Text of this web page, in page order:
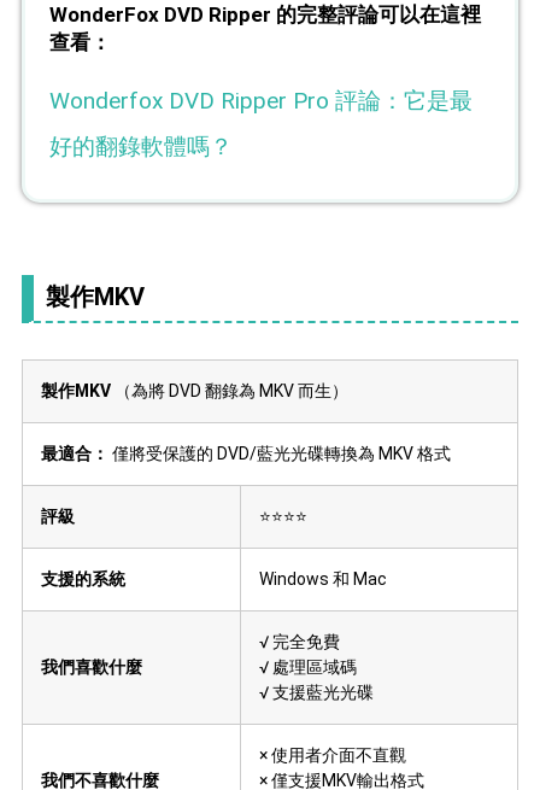
WonderFox DVD Ripper 的完整評論可以在這裡
查看：
Wonderfox DVD Ripper Pro 評論：它是最
好的翻錄軟體嗎？
製作MKV
製作MKV （為將 DVD 翻錄為 MKV 而生）
最適合： 僅將受保護的 DVD/藍光光碟轉換為 MKV 格式
評級 ⭐⭐⭐⭐
支援的系統 Windows 和 Mac
我們喜歡什麼
√ 完全免費
√ 處理區域碼
√ 支援藍光光碟
我們不喜歡什麼
× 使用者介面不直觀
× 僅支援MKV輸出格式